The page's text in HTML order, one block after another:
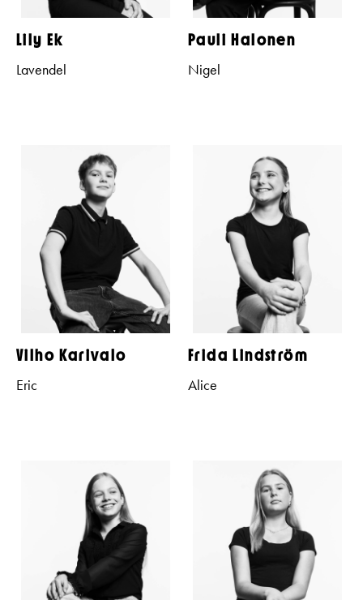
Lily Ek
Lavendel
Pauli Halonen
Nigel
Vilho Karivalo
Eric
Frida Lindström
Alice